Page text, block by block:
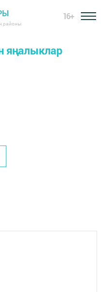
районы
16+
яңалыклар